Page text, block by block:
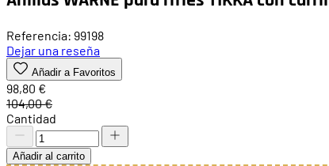
Referencia: 99198
Dejar una reseña
Añadir a Favoritos
98,80 €
104,00 €
Cantidad
Añadir al carrito